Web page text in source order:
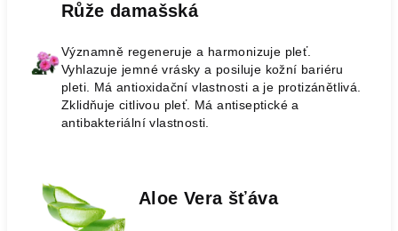
Růže damašská
Významně regeneruje a harmonizuje pleť.
Vyhlazuje jemné vrásky a posiluje kožní bariéru
pleti. Má antioxidační vlastnosti a je protizánětlivá.
Zklidňuje citlivou pleť. Má antiseptické a
antibakteriální vlastnosti.
Aloe Vera šťáva